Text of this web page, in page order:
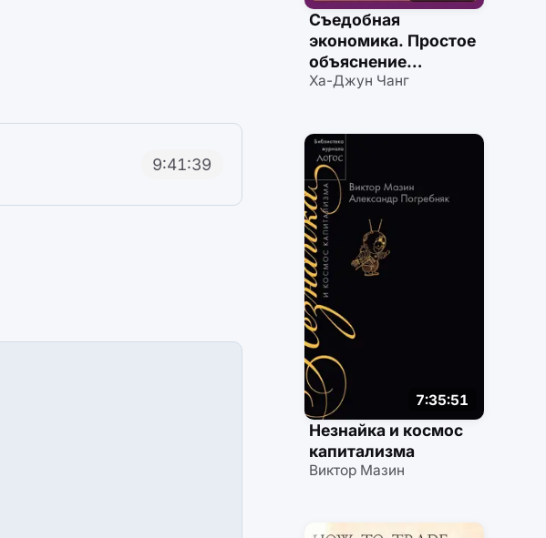
9:41:39
Съедобная
экономика. Простое
объяснение
на примерах
Ха-Джун Чанг
7:35:51
Незнайка и космос
капитализма
Виктор Мазин